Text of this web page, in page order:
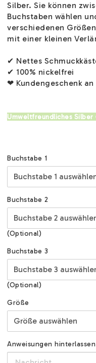
Silber. Sie können
Buchstaben wählen
verschiedenen
mit einer kleinen
✔ Nettes
✔ 100% nickelfrei
❤ Kundengeschenk an
Umweltfreundliches Silber
Buchstabe 1
Buchstabe 2
(Optional)
Buchstabe 3
(Optional)
Größe
Anweisungen